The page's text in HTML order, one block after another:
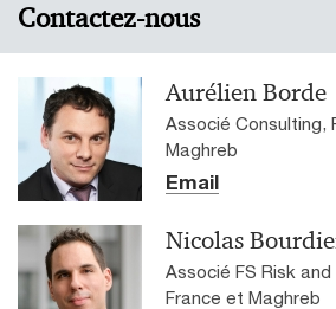
Contactez-nous
Aurélien Borde
Associé Consulting,
Maghreb
Email
Nicolas
Associé FS Risk
France et Maghreb